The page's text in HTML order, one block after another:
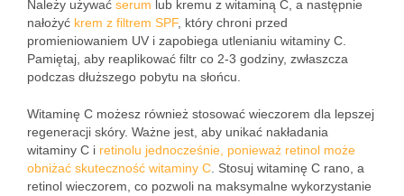
Należy używać serum lub kremu z witaminą C, a następnie
nałożyć krem z filtrem SPF, który chroni przed
promieniowaniem UV i zapobiega utlenianiu witaminy C.
Pamiętaj, aby reaplikować filtr co 2-3 godziny, zwłaszcza
podczas dłuższego pobytu na słońcu.
Witaminę C możesz również stosować wieczorem dla lepszej
regeneracji skóry. Ważne jest, aby unikać nakładania
witaminy C i retinolu jednocześnie, ponieważ retinol może
obniżać skuteczność witaminy C . Stosuj witaminę C rano, a
retinol wieczorem, co pozwoli na maksymalne wykorzystanie